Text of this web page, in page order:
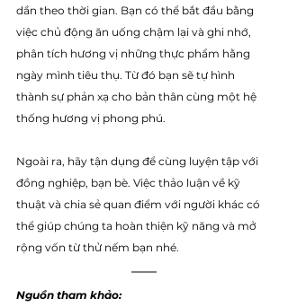
dần theo thời gian. Bạn có thể bắt đầu bằng
việc chủ động ăn uống chậm lại và ghi nhớ,
phân tích hương vị những thực phẩm hằng
ngày mình tiêu thụ. Từ đó bạn sẽ tự hình
thành sự phản xạ cho bản thân cùng một hệ
thống hương vị phong phú.
Ngoài ra, hãy tận dụng để cùng luyện tập với
đồng nghiệp, bạn bè. Việc thảo luận về kỹ
thuật và chia sẻ quan điểm với người khác có
thể giúp chúng ta hoàn thiện kỹ năng và mở
rộng vốn từ thử nếm bạn nhé.
Nguồn tham khảo: